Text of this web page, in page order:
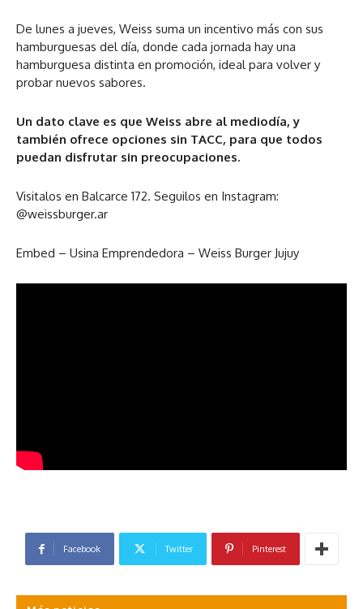
De lunes a jueves, Weiss suma un incentivo más con sus
hamburguesas del día, donde cada jornada hay una
hamburguesa distinta en promoción, ideal para volver y
probar nuevos sabores.
Un dato clave es que Weiss abre al mediodía, y
también ofrece opciones sin TACC, para que todos
puedan disfrutar sin preocupaciones.
Visitalos en Balcarce 172. Seguilos en Instagram:
@weissburger.ar
Embed – Usina Emprendedora – Weiss Burger Jujuy
Facebook Twitter Pinterest